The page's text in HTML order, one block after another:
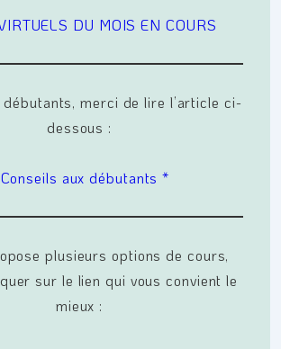
DU MOIS EN COURS
merci de lire l’article ci-
dessous :
aux débutants *
plusieurs options de cours,
sur le lien qui vous convient le
mieux :